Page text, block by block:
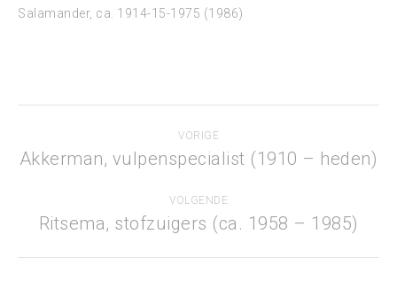
Salamander, ca. 1914-15-1975 (1986)
navigation
VORIGE
Previous
Akkerman, vulpenspecialist (1910 – heden)
VOLGENDE
Next
Ritsema, stofzuigers (ca. 1958 – 1985)